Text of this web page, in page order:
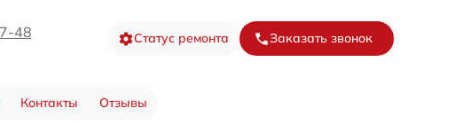
48 Статус ремонта Заказать звонок
Контакты Отзывы